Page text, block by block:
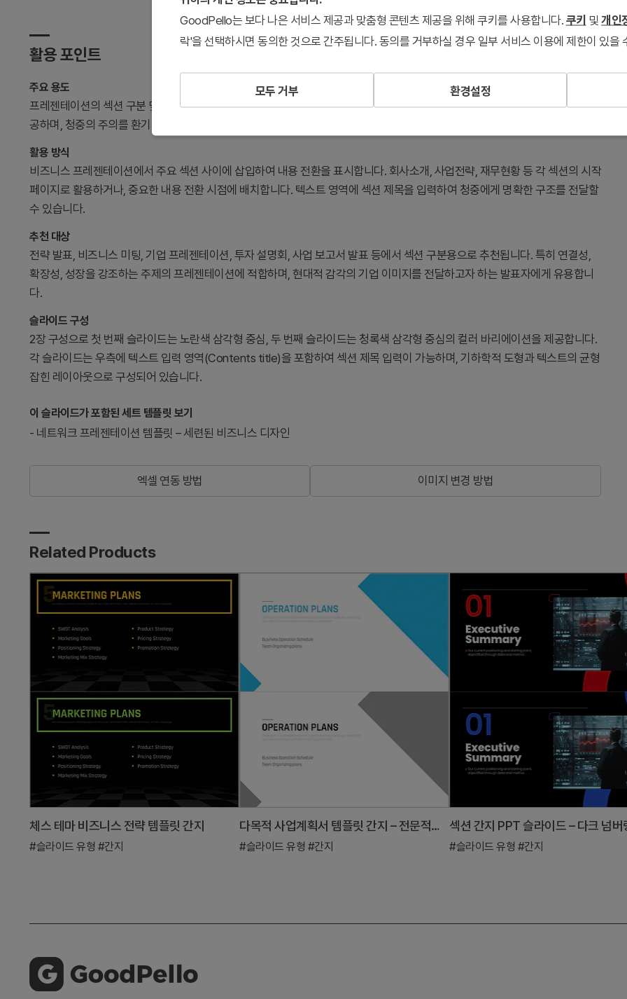
활용 포인트
주요 용도
프레젠테이션의 섹션 구분 및 전환 페이지로 사용되는 간지 슬라이드입니다. 새로운 주제나 섹션으로 넘어갈 때 시각적 전환을 제
공하며, 청중의 주의를 환기시키는 역할을 합니다. 기하학적 도형과 색상 조합으로 현대적이고 역동적인 분위기를 조성합니다.
활용 방식
비즈니스 프레젠테이션에서 주요 섹션 사이에 삽입하여 내용 전환을 표시합니다. 회사소개, 사업전략, 재무현황 등 각 섹션의 시작
페이지로 활용하거나, 중요한 내용 전환 시점에 배치합니다. 텍스트 영역에 섹션 제목을 입력하여 청중에게 명확한 구조를 전달할
수 있습니다.
추천 대상
전략 발표, 비즈니스 미팅, 기업 프레젠테이션, 투자 설명회, 사업 보고서 발표 등에서 섹션 구분용으로 추천됩니다. 특히 연결성,
확장성, 성장을 강조하는 주제의 프레젠테이션에 적합하며, 현대적 감각의 기업 이미지를 전달하고자 하는 발표자에게 유용합니
다.
슬라이드 구성
2장 구성으로 첫 번째 슬라이드는 노란색 삼각형 중심, 두 번째 슬라이드는 청록색 삼각형 중심의 컬러 바리에이션을 제공합니다.
각 슬라이드는 우측에 텍스트 입력 영역(Contents title)을 포함하여 섹션 제목 입력이 가능하며, 기하학적 도형과 텍스트의 균형
잡힌 레이아웃으로 구성되어 있습니다.
이 슬라이드가 포함된 세트 템플릿 보기
- 네트워크 프레젠테이션 템플릿 – 세련된 비즈니스 디자인
엑셀 연동 방법 이미지 변경 방법
Related Products
체스 테마 비즈니스 전략 템플릿 간지
#슬라이드 유형 #간지
다목적 사업계획서 템플릿 간지 – 전문적이고 깔끔한 디자인
#슬라이드 유형 #간지 #슬라이드 유형 #간지
GoodPello는 보다 나은 서비스 제공과 맞춤형 콘텐츠 제공을 위해 쿠키를 사용합니다. 쿠키 및 개인
락'을 선택하시면 동의한 것으로 간주됩니다. 동의를 거부하실 경우 일부 서비스 이용에 제한이 있을
모두 거부 환경설정